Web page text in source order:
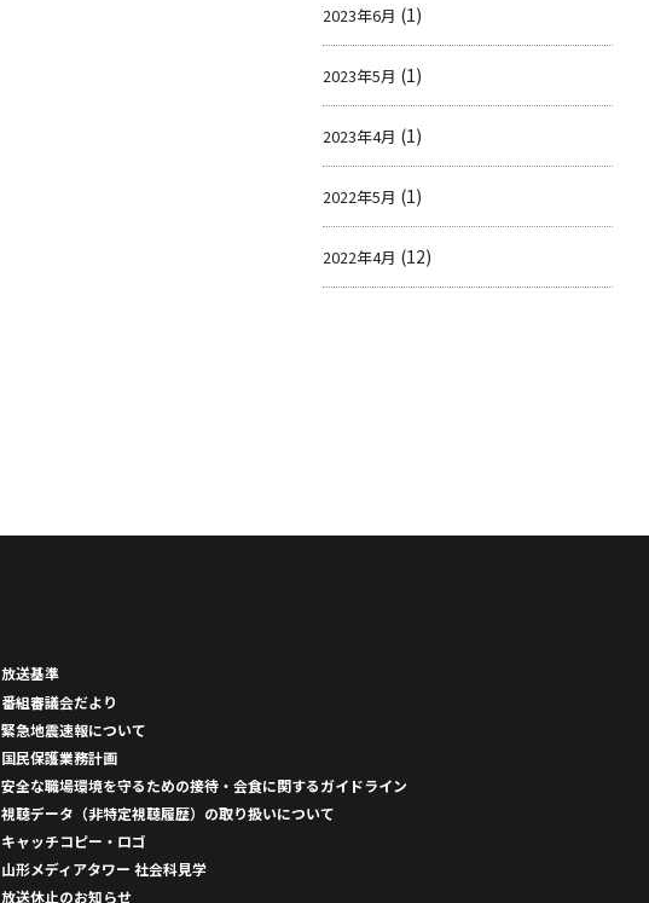
2023年6月 (1)
2023年5月 (1)
2023年4月 (1)
2022年5月 (1)
2022年4月 (12)
放送基準
番組審議会だより
緊急地震速報について
国民保護業務計画
安全な職場環境を守るための接待・会食に関するガイドライン
視聴データ（非特定視聴履歴）の取り扱いについて
キャッチコピー・ロゴ
山形メディアタワー 社会科見学
放送休止のお知らせ